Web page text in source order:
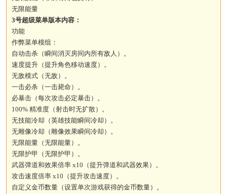
无限能量
3号超级菜单版本内容：
功能
作弊菜单模组：
自动击杀（瞬间消灭房间内所有敌人）。
速度提升（提升角色移动速度）。
无敌模式（无敌）。
一击必杀（一击毙命）。
必暴击（每次攻击必定暴击）。
100% 精准度（射击时无扩散）。
无技能冷却（英雄技能瞬间冷却）。
无雕像冷却（雕像效果瞬间冷却）。
无限能量（无限能量）。
无限护甲（无限护甲）。
武器弹道和效果倍率 x10（提升弹道和武器效果）。
攻击速度倍率 x10（提升攻击速度）。
自定义金币数量（设置单次游戏获得的金币数量）。